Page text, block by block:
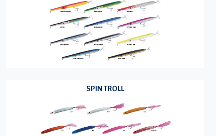
SPIN TROLL